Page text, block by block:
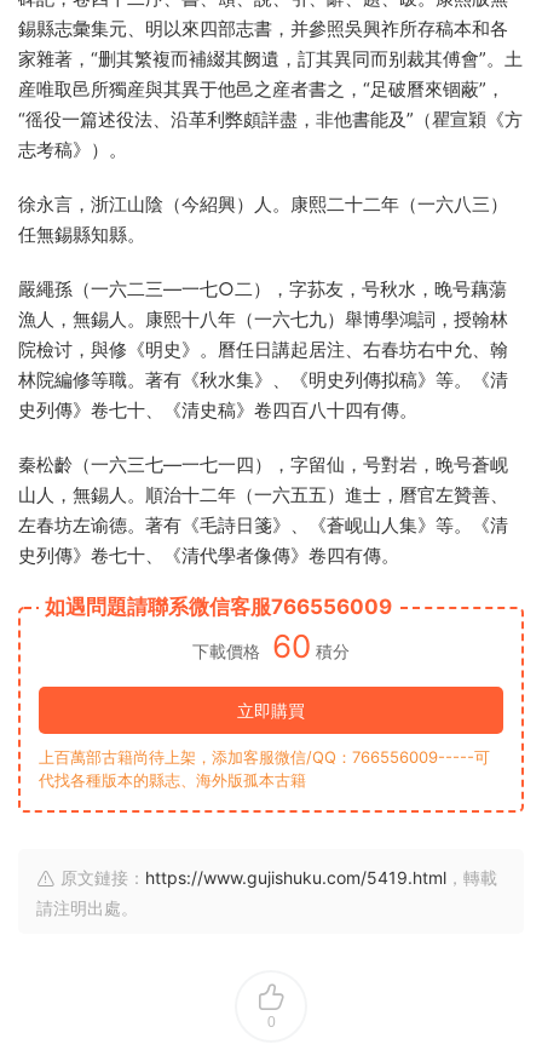
錫縣志彙集元、明以來四部志書，并參照吳興祚所存稿本和各
家雜著，“删其繁複而補綴其阙遺，訂其異同而别裁其傅會”。土
産唯取邑所獨産與其異于他邑之産者書之，“足破曆來锢蔽”，
“徭役一篇述役法、沿革利弊頗詳盡，非他書能及”（瞿宣穎《方
志考稿》）。
徐永言，浙江山陰（今紹興）人。康熙二十二年（一六八三）
任無錫縣知縣。
嚴繩孫（一六二三—一七○二），字荪友，号秋水，晚号藕蕩
漁人，無錫人。康熙十八年（一六七九）舉博學鴻詞，授翰林
院檢讨，與修《明史》。曆任日講起居注、右春坊右中允、翰
林院編修等職。著有《秋水集》、《明史列傳拟稿》等。《清
史列傳》卷七十、《清史稿》卷四百八十四有傳。
秦松齡（一六三七—一七一四），字留仙，号對岩，晚号蒼岘
山人，無錫人。順治十二年（一六五五）進士，曆官左贊善、
左春坊左谕德。著有《毛詩日箋》、《蒼岘山人集》等。《清
史列傳》卷七十、《清代學者像傳》卷四有傳。
如遇問題請聯系微信客服766556009
下載價格 60 積分
立即購買
上百萬部古籍尚待上架，添加客服微信/QQ：766556009-----可
代找各種版本的縣志、海外版孤本古籍
原文鏈接： https://www.gujishuku.com/5419.html ，轉載
請注明出處。
0